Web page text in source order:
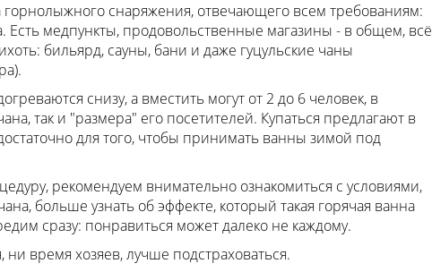
горнолыжного снаряжения, отвечающего всем требованиям:
Есть медпункты, продовольственные магазины - в общем,
бильярд, сауны, бани и даже гуцульские чаны
снизу, а вместить могут от 2 до 6 человек, в
так и "размера" его посетителей. Купаться предлагают в
для того, чтобы принимать ванны зимой под
рекомендуем внимательно ознакомиться с условиями,
больше узнать об эффекте, который такая горячая ванна
сразу: понравиться может далеко не каждому.
время хозяев, лучше подстраховаться.